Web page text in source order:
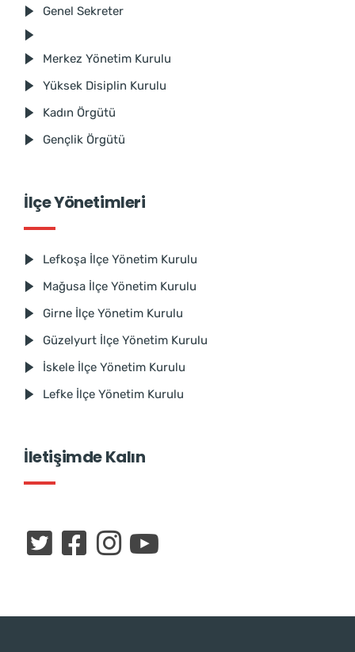
Genel Sekreter
Merkez Yönetim Kurulu
Yüksek Disiplin Kurulu
Kadın Örgütü
Gençlik Örgütü
İlçe Yönetimleri
Lefkoşa İlçe Yönetim Kurulu
Mağusa İlçe Yönetim Kurulu
Girne İlçe Yönetim Kurulu
Güzelyurt İlçe Yönetim Kurulu
İskele İlçe Yönetim Kurulu
Lefke İlçe Yönetim Kurulu
İletişimde Kalın